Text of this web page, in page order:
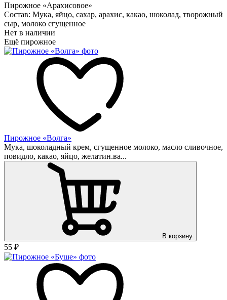
Пирожное «Арахисовое»
Состав: Мука, яйцо, сахар, арахис, какао, шоколад, творожный
сыр, молоко сгущенное
Нет в наличии
Ещё пирожное
Пирожное «Волга»
Мука, шоколадный крем, сгущенное молоко, масло сливочное,
повидло, какао, яйцо, желатин.ва...
В корзину
55 ₽